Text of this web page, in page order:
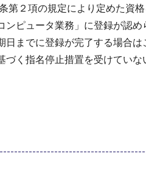
２項の規定により定めた資格
ピュータ業務」に登録が認
までに登録が完了する場合は
く指名停止措置を受けていな